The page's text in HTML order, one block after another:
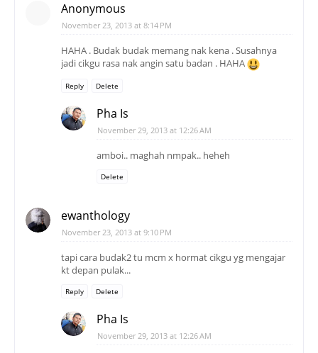
Anonymous
November 23, 2013 at 8:14 PM
HAHA . Budak budak memang nak kena . Susahnya
jadi cikgu rasa nak angin satu badan . HAHA
Reply Delete
Pha Is
November 29, 2013 at 12:26 AM
amboi.. maghah nmpak.. heheh
Delete
ewanthology
November 23, 2013 at 9:10 PM
tapi cara budak2 tu mcm x hormat cikgu yg mengajar
kt depan pulak...
Reply Delete
Pha Is
November 29, 2013 at 12:26 AM